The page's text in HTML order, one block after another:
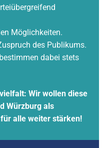
Möglichkeiten.
des Publikums.
dabei stets
Wir wollen diese
Würzburg als
alle weiter stärken!